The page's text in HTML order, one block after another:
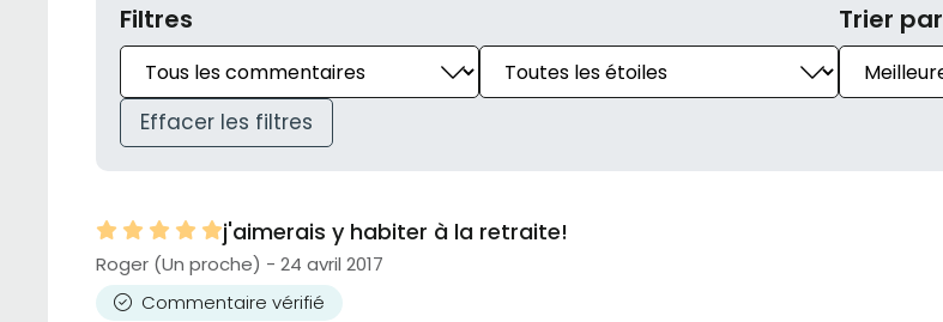
Filtres Trier par
Effacer les filtres
j'aimerais y habiter à la retraite!
Roger (Un proche) - 24 avril 2017
Commentaire vérifié